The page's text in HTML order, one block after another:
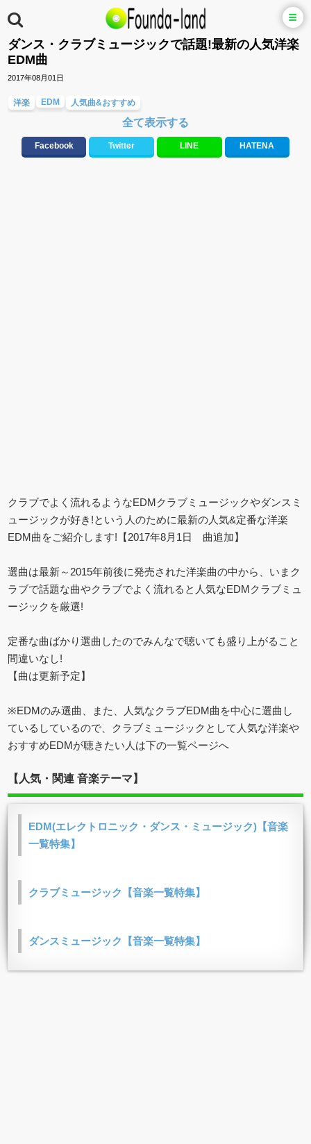
ダンス・クラブミュージックで話題!最新の人気洋楽
EDM曲
2017年08月01日
洋楽 EDM 人気曲&おすすめ
全て表示する
Facebook Twitter LINE HATENA
クラブでよく流れるようなEDMクラブミュージックやダンスミ
ュージックが好き!という人のために最新の人気&定番な洋楽
EDM曲をご紹介します!【2017年8月1日 曲追加】
選曲は最新～2015年前後に発売された洋楽曲の中から、いまク
ラブで話題な曲やクラブでよく流れると人気なEDMクラブミュ
ージックを厳選!
定番な曲ばかり選曲したのでみんなで聴いても盛り上がること
間違いなし!
【曲は更新予定】
※EDMのみ選曲、また、人気なクラブEDM曲を中心に選曲し
ているしているので、クラブミュージックとして人気な洋楽や
おすすめEDMが聴きたい人は下の一覧ページへ
【人気・関連 音楽テーマ】
EDM(エレクトロニック・ダンス・ミュージック)【音楽
一覧特集】
クラブミュージック【音楽一覧特集】
ダンスミュージック【音楽一覧特集】